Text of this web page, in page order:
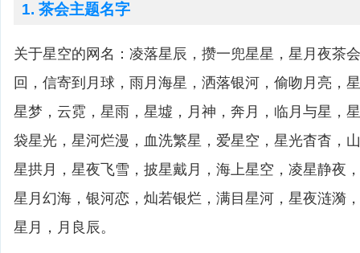
1. 茶会主题名字
关于星空的网名：凌落星辰，攒一兜星星，星月夜茶
回，信寄到月球，雨月海星，洒落银河，偷吻月亮，
星梦，云霓，星雨，星墟，月神，奔月，临月与星，
袋星光，星河烂漫，血洗繁星，爱星空，星光杳杳，
星拱月，星夜飞雪，披星戴月，海上星空，凌星静夜
星月幻海，银河恋，灿若银烂，满目星河，星夜涟漪
星月，月良辰。